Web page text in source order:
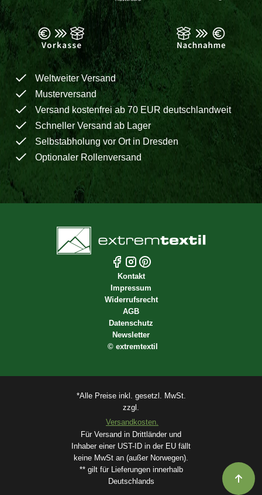
Weltweiter Versand
Musterversand
Versand kostenfrei ab 70 EUR deutschlandweit
Schneller Versand ab Lager
Selbstabholung vor Ort in Dresden
Optionaler Rollenversand
Kontakt
Impressum
Widerrufsrecht
AGB
Datenschutz
Newsletter
© extremtextil
*Alle Preise inkl. gesetzl. MwSt.
zzgl.
Versandkosten.
Für Versand in Drittländer und
Inhaber einer UST-ID in der EU fällt
keine MwSt an (außer Norwegen).
** gilt für Lieferungen innerhalb
Deutschlands